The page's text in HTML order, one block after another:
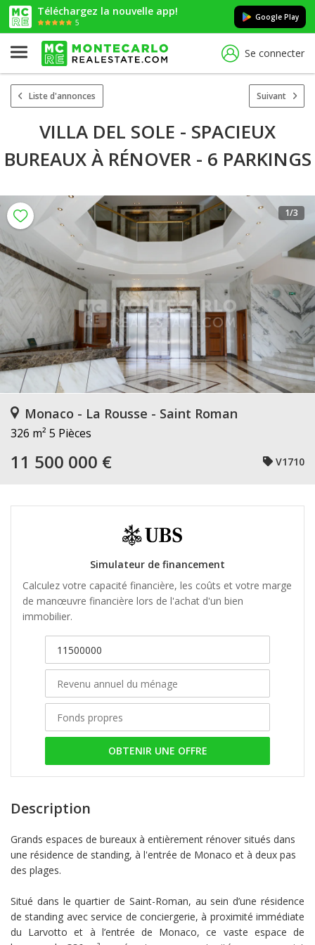
Téléchargez la nouvelle app!
5
Google Play
Se connecter
Liste d'annonces Suivant
VILLA DEL SOLE - SPACIEUX
BUREAUX À RÉNOVER - 6 PARKINGS
1/3
Monaco - La Rousse - Saint Roman
326 m² 5 Pièces
11 500 000 € V1710
Simulateur de financement
Calculez votre capacité financière, les coûts et votre marge
de manœuvre financière lors de l'achat d'un bien
immobilier.
OBTENIR UNE OFFRE
Description
Grands espaces de bureaux à entièrement rénover situés dans
une résidence de standing, à l'entrée de Monaco et à deux pas
des plages.
Situé dans le quartier de Saint-Roman, au sein d’une résidence
de standing avec service de conciergerie, à proximité immédiate
du Larvotto et à l’entrée de Monaco, ce vaste espace de